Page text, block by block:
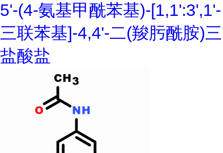
5'-(4-氨基甲酰苯基)-[1,1':3',1'-
三联苯基]-4,4'-二(羧肟酰胺)三
盐酸盐